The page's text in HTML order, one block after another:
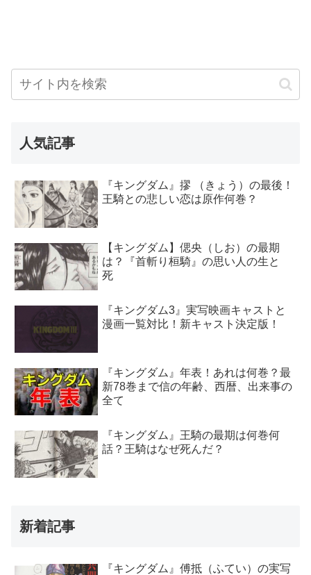
人気記事
『キングダム』摎 （きょう）の最後！
王騎との悲しい恋は原作何巻？
【キングダム】偲央（しお）の最期
は？『首斬り桓騎』の思い人の生と
死
『キングダム3』実写映画キャストと
漫画一覧対比！新キャスト決定版！
『キングダム』年表！あれは何巻？最
新78巻まで信の年齢、西暦、出来事の
全て
『キングダム』王騎の最期は何巻何
話？王騎はなぜ死んだ？
新着記事
『キングダム』傅抵（ふてい）の実写